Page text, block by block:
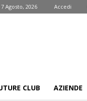
Agosto, 2026 Accedi
CLUB AZIENDE